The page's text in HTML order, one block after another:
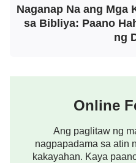
Biblia sa online. Sa loob
ng mga palitan sa
ang natustusan nang
kalooban ng Panginoon.
bumubuhos sa aking
tigang na espiritu;
pagtitipon.
Naganap Na ang Mga
sa Bibliya: Paano
ng
Online
Ang paglitaw ng
nagpapadama sa atin
kakayahan. Kaya